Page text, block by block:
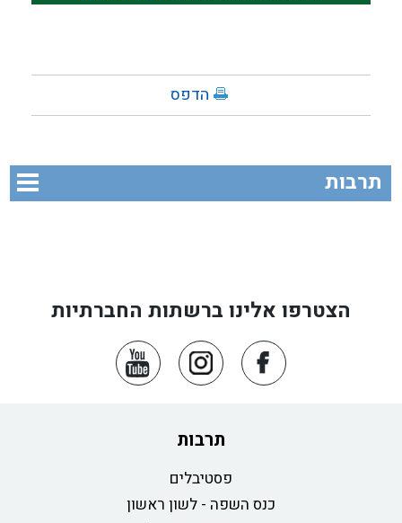
הדפס
תרבות
הצטרפו אלינו ברשתות החברתיות
תרבות
פסטיבלים
כנס השפה - לשון ראשון